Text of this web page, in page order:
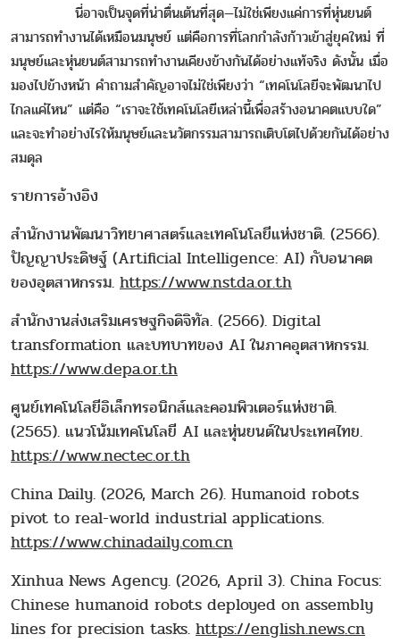
นี่อาจเป็นจุดที่น่าตื่นเต้นที่สุด—ไม่ใช่เพียงแค่การที่หุ่นยนต์
สามารถทำงานได้เหมือนมนุษย์ แต่คือการที่โลกกำลังก้าวเข้าสู่ยุคใหม่ ที่
มนุษย์และหุ่นยนต์สามารถทำงานเคียงข้างกันได้อย่างแท้จริง ดังนั้น เมื่อ
มองไปข้างหน้า คำถามสำคัญอาจไม่ใช่เพียงว่า “เทคโนโลยีจะพัฒนาไป
ไกลแค่ไหน” แต่คือ “เราจะใช้เทคโนโลยีเหล่านี้เพื่อสร้างอนาคตแบบใด”
และจะทำอย่างไรให้มนุษย์และนวัตกรรมสามารถเติบโตไปด้วยกันได้อย่าง
สมดุล
รายการอ้างอิง
สำนักงานพัฒนาวิทยาศาสตร์และเทคโนโลยีแห่งชาติ. (2566).
ปัญญาประดิษฐ์ (Artificial Intelligence: AI) กับอนาคต
ของอุตสาหกรรม. https://www.nstda.or.th
สำนักงานส่งเสริมเศรษฐกิจดิจิทัล. (2566). Digital
transformation และบทบาทของ AI ในภาคอุตสาหกรรม.
https://www.depa.or.th
ศูนย์เทคโนโลยีอิเล็กทรอนิกส์และคอมพิวเตอร์แห่งชาติ.
(2565). แนวโน้มเทคโนโลยี AI และหุ่นยนต์ในประเทศไทย.
https://www.nectec.or.th
China Daily. (2026, March 26). Humanoid robots
pivot to real-world industrial applications.
https://www.chinadaily.com.cn
Xinhua News Agency. (2026, April 3). China Focus:
Chinese humanoid robots deployed on assembly
lines for precision tasks. https://english.news.cn